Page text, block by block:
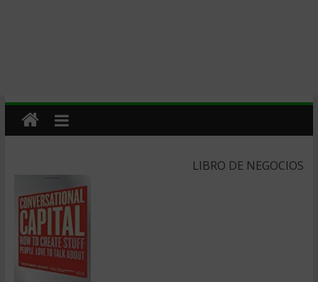
LIBRO DE NEGOCIOS